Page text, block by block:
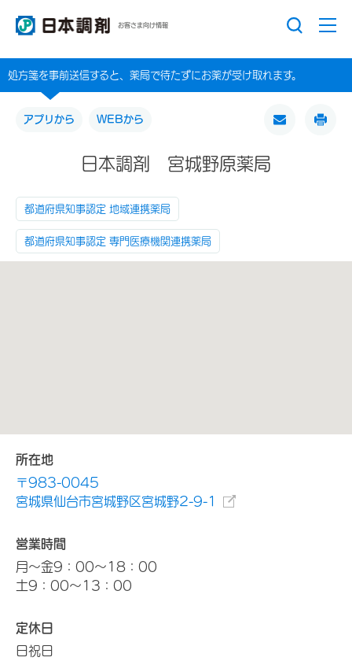
お客さま向け情報
処方箋を事前送信すると、薬局で待たずにお薬が受け取れます。
アプリから WEBから
日本調剤 宮城野原薬局
都道府県知事認定 地域連携薬局
都道府県知事認定 専門医療機関連携薬局
所在地
〒983-0045
宮城県仙台市宮城野区宮城野2-9-1
営業時間
月～金9：00～18：00
土9：00～13：00
定休日
日祝日